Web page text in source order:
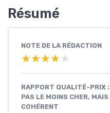
Résumé
NOTE DE LA RÉDACTION
★★★★★
★★★★★
RAPPORT QUALITÉ-PRIX :
PAS LE MOINS CHER, MAIS
COHÉRENT